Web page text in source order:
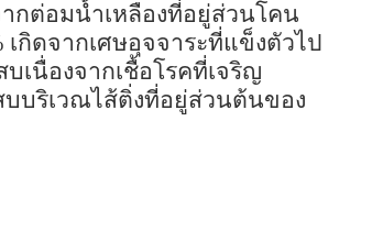
ากต่อมน้ำเหลืองที่อยู่ส่วนโคน
เกิดจากเศษอุจจาระที่แข็งตัวไป
เนื่องจากเชื้อโรคที่เจริญ
บบริเวณไส้ติ่งที่อยู่ส่วนต้นของ